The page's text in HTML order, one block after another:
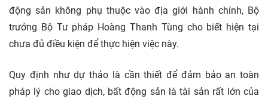
động sản không phụ thuộc vào địa giới hành chính, Bộ
trưởng Bộ Tư pháp Hoàng Thanh Tùng cho biết hiện tại
chưa đủ điều kiện để thực hiện việc này.
Quy định như dự thảo là cần thiết để đảm bảo an toàn
pháp lý cho giao dịch, bất động sản là tài sản rất lớn của